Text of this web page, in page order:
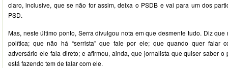
claro, inclusive, que se não for assim, deixa o PSDB e vai para um dos
PSD.
Mas, neste último ponto, Serra divulgou nota em que desmente tudo. Diz
política; que não há “serrista” que fale por ele; que quando quer falar
adversário ele fala direto; e afirmou, ainda, que jornalista que quiser saber
está fazendo tem de falar com ele.